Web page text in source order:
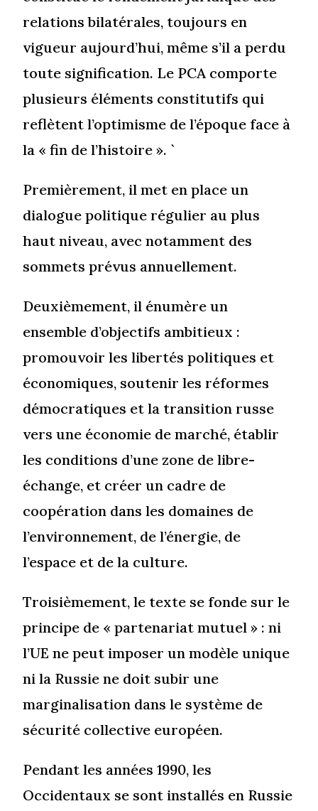
relations bilatérales, toujours en
vigueur aujourd’hui, même s’il a perdu
toute signification. Le PCA comporte
plusieurs éléments constitutifs qui
reflètent l’optimisme de l’époque face à
la « fin de l’histoire ». `
Premièrement, il met en place un
dialogue politique régulier au plus
haut niveau, avec notamment des
sommets prévus annuellement.
Deuxièmement, il énumère un
ensemble d’objectifs ambitieux :
promouvoir les libertés politiques et
économiques, soutenir les réformes
démocratiques et la transition russe
vers une économie de marché, établir
les conditions d’une zone de libre-
échange, et créer un cadre de
coopération dans les domaines de
l’environnement, de l’énergie, de
l’espace et de la culture.
Troisièmement, le texte se fonde sur le
principe de « partenariat mutuel » : ni
l’UE ne peut imposer un modèle unique
ni la Russie ne doit subir une
marginalisation dans le système de
sécurité collective européen.
Pendant les années 1990, les
Occidentaux se sont installés en Russie